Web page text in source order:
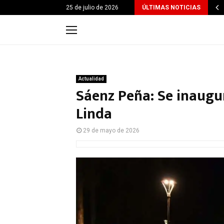
25 de julio de 2026 ÚLTIMAS NOTICIAS
Actualidad
Sáenz Peña: Se
Linda
29 de mayo de 2026